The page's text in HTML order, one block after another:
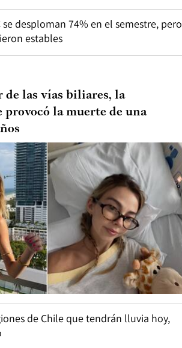
se desploman 74% en el semestre, pero
estables
de las vías biliares, la
provocó la muerte de una
de Chile que tendrán lluvia hoy,